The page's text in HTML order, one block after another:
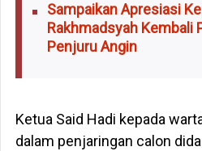
Sampaikan Apresiasi
Rakhmadsyah Kembali
Penjuru Angin
Ketua Said Hadi kepada
dalam penjaringan calon